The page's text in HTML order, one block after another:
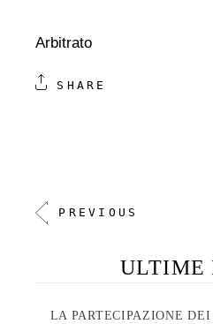
Arbitrato
SHARE
PREVIOUS
ULTIME
LA PARTECIPAZIONE